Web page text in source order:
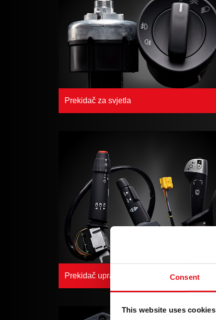
Consent
This website uses cookies
Prekidač za svjetla
Prekidač upravljačke letve volana